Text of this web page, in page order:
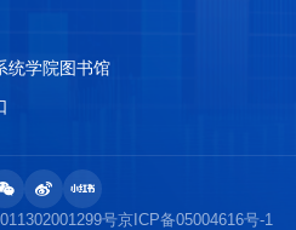
统学院图书馆
号京ICP备05004616号-1